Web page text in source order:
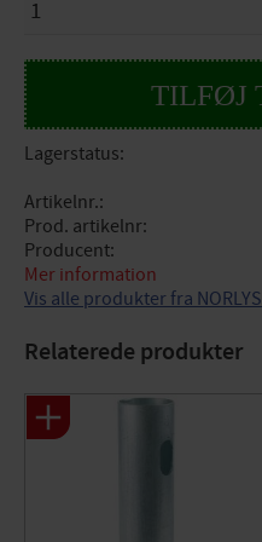
Lagerstatus
Artikelnr.
Prod. artikelnr
Producent
Mer information
Vis alle produkter fra NORLYS
Relaterede produkter